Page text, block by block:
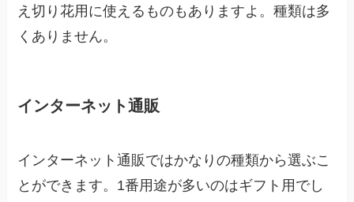
え切り花用に使えるものもありますよ。種類は多
くありません。
インターネット通販
インターネット通販ではかなりの種類から選ぶこ
とができます。1番用途が多いのはギフト用でし